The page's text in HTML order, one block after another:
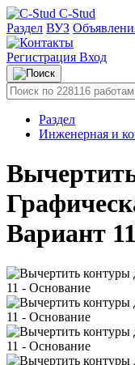
C-Stud
Раздел ВУЗ
Регистрация Вход
Раздел
Инженерная и
Вариант